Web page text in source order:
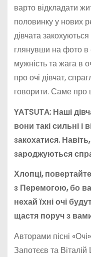
варто відкладати
половинку у нових
дівчата
глянувши на фото
мужність та жага в
про очі дівчат,
говорити. Саме про
YATSUTA: Наші
вони такі сильні
закохатися.
зароджуються
Хлопці,
з Перемогою, бо
нехай їхні очі
щастя поруч з
Авторами пісні
Запотєєв та